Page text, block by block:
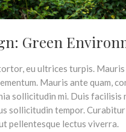
Green
eu ultrices turpis.
Mauris ante quam,
sollicitudin mi. Duis facilisis
sollicitudin tempor.
pellentesque lectus viverra.